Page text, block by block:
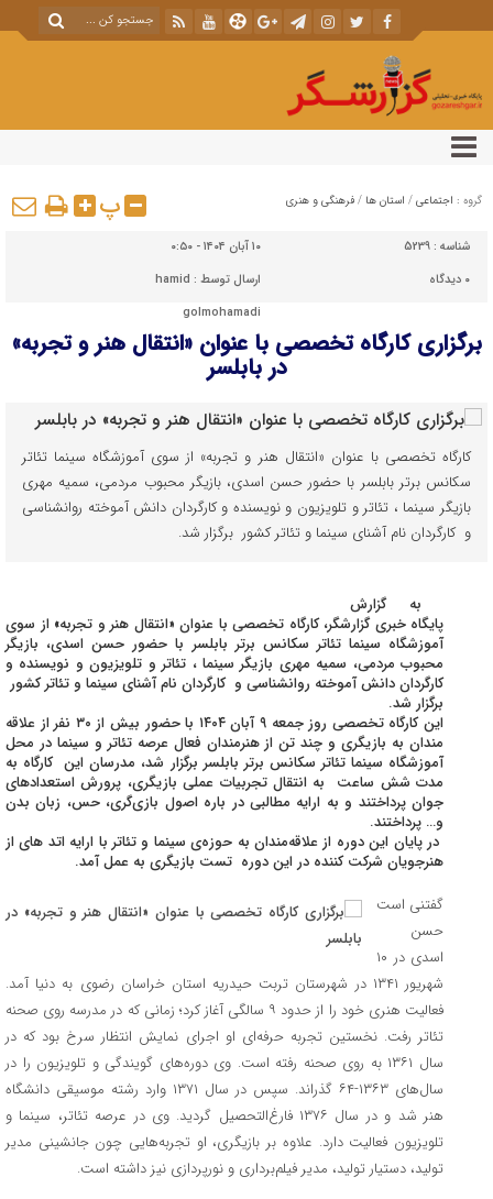
گروه : اجتماعی / استان ها / فرهنگی و هنری پ
شناسه : 5239
۱۰ آبان ۱۴۰۴ - ۰:۵۰
۰ دیدگاه ارسال توسط : hamid
golmohamadi
برگزاری کارگاه تخصصی با عنوان «انتقال هنر و تجربه»
در بابلسر
کارگاه تخصصی با عنوان «انتقال هنر و تجربه» از سوی آموزشگاه سینما تئاتر
سکانس برتر بابلسر با حضور حسن اسدی، بازیگر محبوب مردمی، سمیه مهری
بازیگر سینما ، تئاتر و تلویزیون و نویسندہ و کارگردان دانش آموخته روانشناسی
و کارگردان نام آشنای سینما و تئاتر کشور برگزار شد.
به گزارش
پایگاه خبری گزارشگر، کارگاه تخصصی با عنوان «انتقال هنر و تجربه» از سوی
آموزشگاه سینما تئاتر سکانس برتر بابلسر با حضور حسن اسدی، بازیگر
محبوب مردمی، سمیه مهری بازیگر سینما ، تئاتر و تلویزیون و نویسندہ و
کارگردان دانش آموخته روانشناسی و کارگردان نام آشنای سینما و تئاتر کشور
برگزار شد.
این کارگاه تخصصی روز جمعه ۹ آبان ۱۴۰۴ با حضور بیش از ۳۰ نفر از علاقه‌
مندان به بازیگری و چند تن از هنرمندان فعال عرصه تئاتر و سینما در محل
آموزشگاه سینما تئاتر سکانس برتر بابلسر برگزار شد، مدرسان این کارگاه به
مدت شش ساعت به انتقال تجربیات عملی بازیگری، پرورش استعدادهای
جوان پرداختند و به ارایه مطالبی در باره اصول بازی‌گری، حس، زبان بدن
و… پرداختند.
در پایان این دوره از علاقه‌مندان به حوزه‌ی سینما و تئاتر با ارایه اتد های از
هنرجویان شرکت کننده در این دوره تست بازیگری به عمل آمد.
گفتنی است
حسن
اسدی در ۱۰
شهریور ۱۳۴۱ در شهرستان تربت حیدریه استان خراسان رضوی به دنیا آمد.
فعالیت هنری خود را از حدود ۹ سالگی آغاز کرد؛ زمانی که در مدرسه روی صحنه
تئاتر رفت. نخستین تجربه حرفه‌ای او اجرای نمایش انتظار سرخ بود که در
سال ۱۳۶۱ به روی صحنه رفته است. وی دوره‌های گویندگی و تلویزیون را در
سال‌های ۱۳۶۳-۶۴ گذراند. سپس در سال ۱۳۷۱ وارد رشته موسیقی دانشگاه
هنر شد و در سال ۱۳۷۶ فارغ‌التحصیل گردید. وی در عرصه تئاتر، سینما و
تلویزیون فعالیت دارد. علاوه بر بازیگری، او تجربه‌هایی چون جانشینی مدیر
تولید، دستیار تولید، مدیر فیلم‌برداری و نورپردازی نیز داشته است.